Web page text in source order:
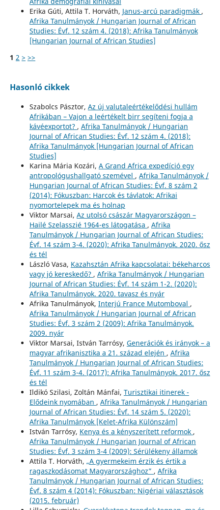
Erika Gúti, Attila T. Horváth, Janus-arcú paradigmák ,
Afrika Tanulmányok / Hungarian Journal of African
Studies: Évf. 12 szám 4. (2018): Afrika Tanulmányok
[Hungarian Journal of African Studies]
1 2 > >>
Hasonló cikkek
Szabolcs Pásztor, Az új valutaleértékelődési hullám
Afrikában – Vajon a leértékelt birr segíteni fogja a
kávéexportot? , Afrika Tanulmányok / Hungarian
Journal of African Studies: Évf. 12 szám 4. (2018):
Afrika Tanulmányok [Hungarian Journal of African
Studies]
Karina Mária Kozári, A Grand Africa expedíció egy
antropológushallgató szemével , Afrika Tanulmányok /
Hungarian Journal of African Studies: Évf. 8 szám 2
(2014): Fókuszban: Harcok és távlatok: Afrikai
nyomortelepek ma és holnap
Viktor Marsai, Az utolsó császár Magyarországon –
Hailé Szelasszié 1964-es látogatása , Afrika
Tanulmányok / Hungarian Journal of African Studies:
Évf. 14 szám 3-4. (2020): Afrika Tanulmányok. 2020. ősz
és tél
László Vasa, Kazahsztán Afrika kapcsolatai: békeharcos
vagy jó kereskedő? , Afrika Tanulmányok / Hungarian
Journal of African Studies: Évf. 14 szám 1-2. (2020):
Afrika Tanulmányok. 2020. tavasz és nyár
Afrika Tanulmányok, Interjú France Mutomboval ,
Afrika Tanulmányok / Hungarian Journal of African
Studies: Évf. 3 szám 2 (2009): Afrika Tanulmányok.
2009. nyár
Viktor Marsai, István Tarrósy, Generációk és irányok – a
magyar afrikanisztika a 21. század elején , Afrika
Tanulmányok / Hungarian Journal of African Studies:
Évf. 11 szám 3-4. (2017): Afrika Tanulmányok. 2017. ősz
és tél
Ildikó Szilasi, Zoltán Mánfai, Turisztikai itinerek -
Elődeink nyomában , Afrika Tanulmányok / Hungarian
Journal of African Studies: Évf. 14 szám 5. (2020):
Afrika Tanulmányok [Kelet-Afrika Különszám]
István Tarrósy, Kenya és a kényszerített reformok ,
Afrika Tanulmányok / Hungarian Journal of African
Studies: Évf. 3 szám 3-4 (2009): Sérülékeny államok
Attila T. Horváth, „A gyermekeim érzik és értik a
ragaszkodásomat Magyarországhoz” , Afrika
Tanulmányok / Hungarian Journal of African Studies:
Évf. 8 szám 4 (2014): Fókuszban: Nigériai választások
(2015. február)